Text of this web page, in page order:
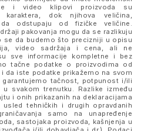
i video klipovi proizvoda su
dok njihova veličina,
odstupaju od fizičke veličine.
pakovanja mogu da se razlikuju
se da budemo što precizniji u opisu
video sadržaja i cena, ali ne
sve informacije kompletne i bez
tačne podatke o proizvodima od
da iste podatke prikažemo na svom
tačnost, potpunost i/ili
svakom trenutku. Razlike između
i onih prikazanih na deklaracijama
tehničkih i drugih opravdanih
samo na unapređenje
sastojaka proizvoda, kašnjenja u